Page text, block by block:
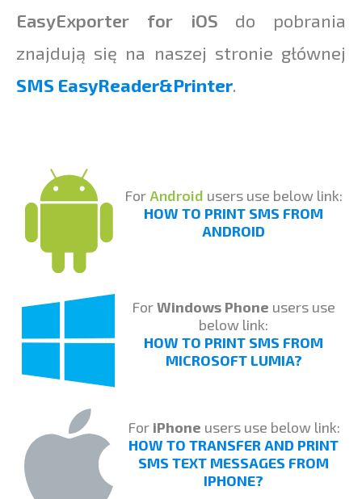
EasyExporter for iOS do pobrania
znajdują się na naszej stronie głównej
SMS EasyReader&Printer.
For Android users use below link:
HOW TO PRINT SMS FROM
ANDROID
ForWindows Phone users use
below link:
HOW TO PRINT SMS FROM
MICROSOFT LUMIA?
For iPhone users use below link:
HOW TO TRANSFER AND PRINT
SMS TEXT MESSAGES FROM
IPHONE?